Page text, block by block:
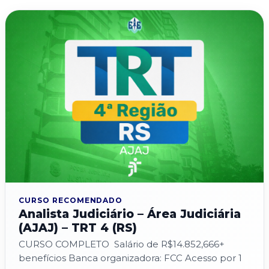
CURSO RECOMENDADO
Analista Judiciário – Área Judiciária
(AJAJ) – TRT 4 (RS)
CURSO COMPLETO Salário de R$14.852,666+
benefícios Banca organizadora: FCC Acesso por 1